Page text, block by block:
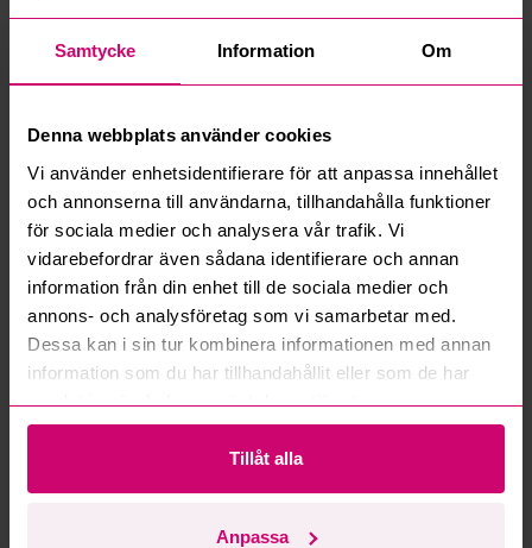
Samtycke Information Om
Denna webbplats använder cookies
Vi använder enhetsidentifierare för att anpassa innehållet
och annonserna till användarna, tillhandahålla funktioner
för sociala medier och analysera vår trafik. Vi
vidarebefordrar även sådana identifierare och annan
information från din enhet till de sociala medier och
annons- och analysföretag som vi samarbetar med.
Dessa kan i sin tur kombinera informationen med annan
information som du har tillhandahållit eller som de har
samlat in när du har använt deras tjänster.
Tillåt alla
Anpassa
Hur fungerar maxbud?
Kan ni frakta mina vunna objekt?
Läs fler frågor och svar
Mer från samma kategori